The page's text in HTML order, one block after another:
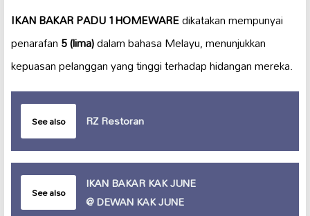
IKAN BAKAR PADU 1HOMEWAREdikatakan mempunyai
penarafan5 (lima)dalam bahasa Melayu, menunjukkan
kepuasan pelanggan yang tinggi terhadap hidangan mereka.
See also RZ Restoran
See also
IKAN BAKAR KAK JUNE
@ DEWAN KAK JUNE